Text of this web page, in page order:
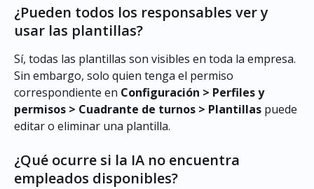
¿Pueden todos los responsables ver y
usar las plantillas?
Sí, todas las plantillas son visibles en toda la empresa.
Sin embargo, solo quien tenga el permiso
correspondiente en Configuración > Perfiles y
permisos > Cuadrante de turnos > Plantillas puede
editar o eliminar una plantilla.
¿Qué ocurre si la IA no encuentra
empleados disponibles?